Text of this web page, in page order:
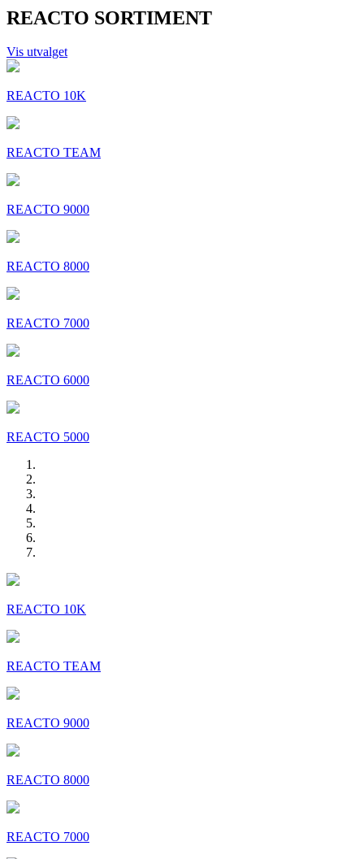
REACTO SORTIMENT
Vis utvalget
REACTO 10K
REACTO TEAM
REACTO 9000
REACTO 8000
REACTO 7000
REACTO 6000
REACTO 5000
REACTO 10K
REACTO TEAM
REACTO 9000
REACTO 8000
REACTO 7000